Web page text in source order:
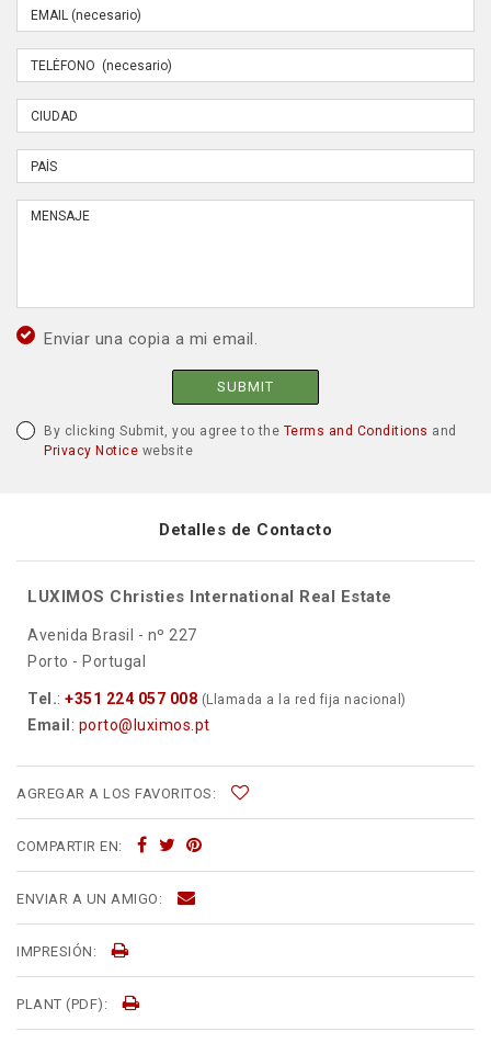
Enviar una copia a mi email.
SUBMIT
By clicking Submit, you agree to the Terms and Conditions and
Privacy Notice website
Detalles de Contacto
LUXIMOS Christies International Real Estate
Avenida Brasil - nº 227
Porto - Portugal
Tel.: +351 224 057 008 (Llamada a la red fija nacional)
Email : porto@luximos.pt
AGREGAR A LOS FAVORITOS:
COMPARTIR EN:
ENVIAR A UN AMIGO:
IMPRESIÓN:
PLANT (PDF):